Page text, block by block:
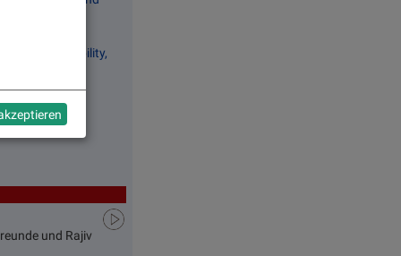
bei Bajaj Mobility,
und Rajiv